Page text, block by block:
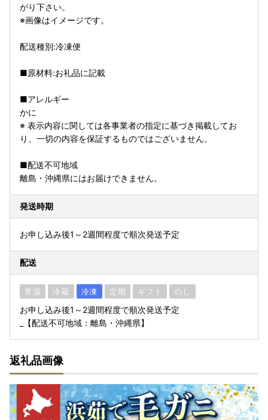
がり下さい。
※画像はイメージです。
配送種別:冷凍便
■原材料:お礼品に記載
■アレルギー
かに
※ 表示内容に関しては各事業者の指定に基づき掲載してお
り、一切の内容を保証するものではございません。
■配送不可地域
離島・沖縄県にはお届けできません。
発送時期
お申し込み後1～2週間程度で順次発送予定
配送
常温 冷蔵 冷凍 定期 ギフト のし
お申し込み後1～2週間程度で順次発送予定
_【配送不可地域：離島・沖縄県】
返礼品画像